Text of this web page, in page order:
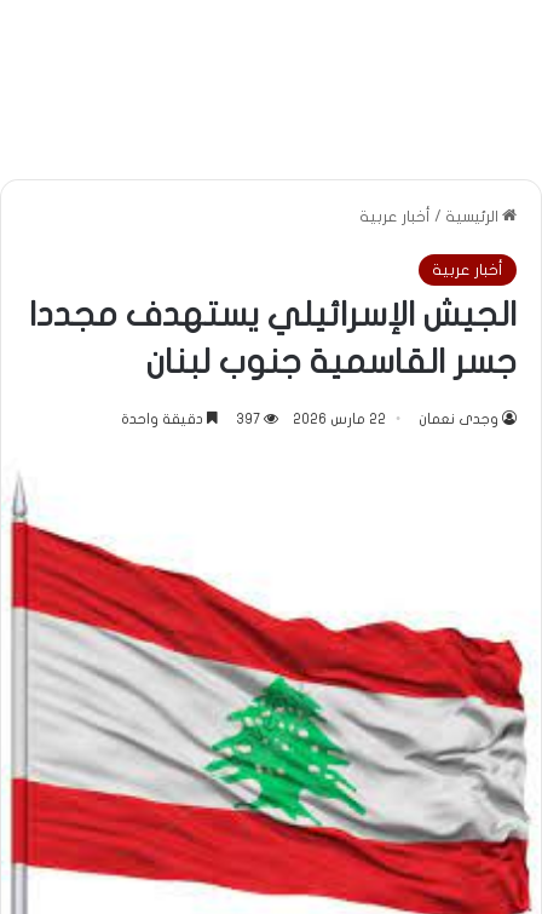
الرئيسية / أخبار عربية
أخبار عربية
الجيش الإسرائيلي يستهدف مجددا
جسر القاسمية جنوب لبنان
وجدى نعمان 22 مارس 2026 397 دقيقة واحدة